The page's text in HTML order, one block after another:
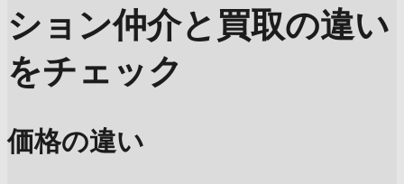
ション仲介と買取の違い
をチェック
価格の違い